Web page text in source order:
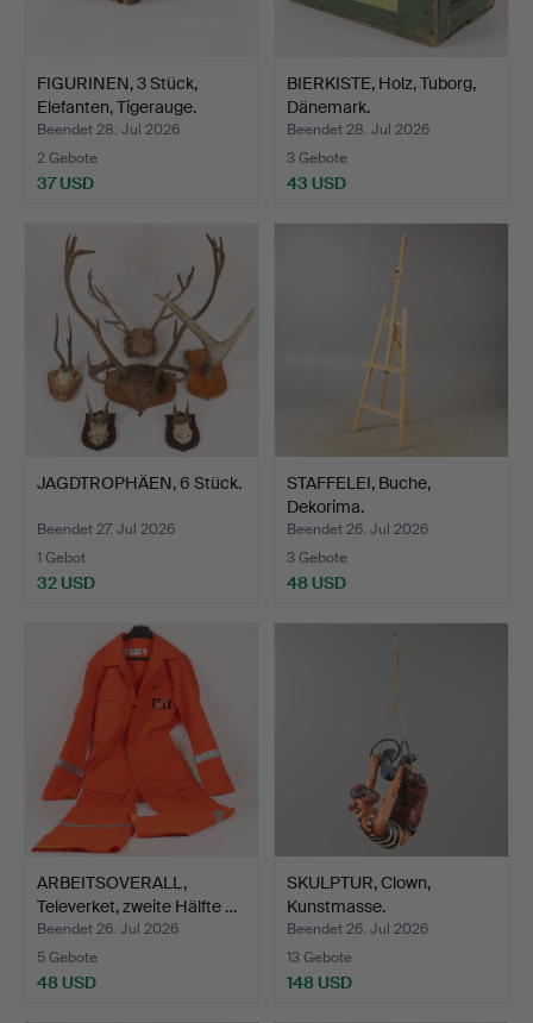
FIGURINEN, 3 Stück,
Elefanten, Tigerauge.
Beendet 28. Jul 2026
2 Gebote
37 USD
BIERKISTE, Holz, Tuborg,
Dänemark.
Beendet 28. Jul 2026
3 Gebote
43 USD
JAGDTROPHÄEN, 6 Stück.
Beendet 27. Jul 2026
1 Gebot
32 USD
STAFFELEI, Buche,
Dekorima.
Beendet 26. Jul 2026
3 Gebote
48 USD
ARBEITSOVERALL,
Televerket, zweite Hälfte …
Beendet 26. Jul 2026
5 Gebote
48 USD
SKULPTUR, Clown,
Kunstmasse.
Beendet 26. Jul 2026
13 Gebote
148 USD